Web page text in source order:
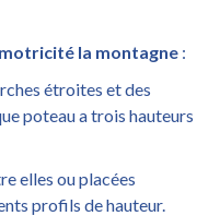
la montagne :
étroites et des
poteau a trois hauteurs
elles ou placées
profils de hauteur.